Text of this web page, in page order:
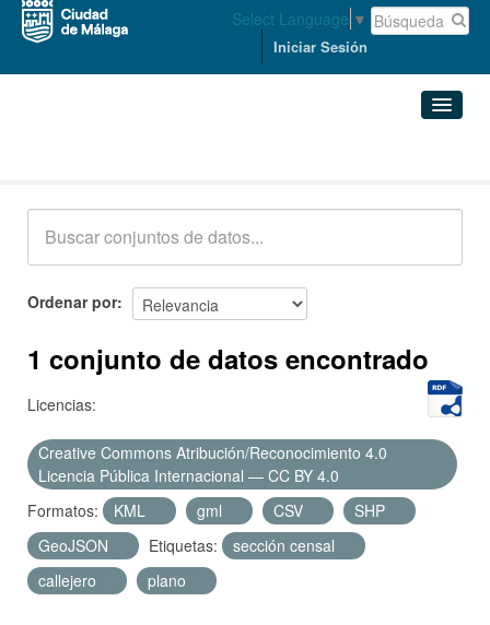
Select Language ▼
Iniciar Sesión
Acerca de
Ordenar por
1 conjunto de datos encontrado
Licencias:
Creative Commons Atribución/Reconocimiento 4.0
Licencia Pública Internacional — CC BY 4.0
Formatos:
KML gml CSV
SHP
GeoJSON
Etiquetas:
sección censal
callejero
plano